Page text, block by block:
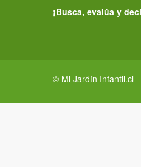
¡Busca, evalúa y
© Mi Jardín Infantil.cl